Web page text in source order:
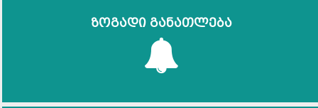
ზოგადი განათლება